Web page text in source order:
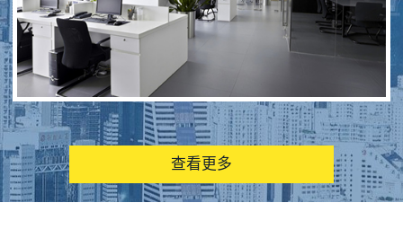
图书馆RFID电子标签管理系统
查看更多